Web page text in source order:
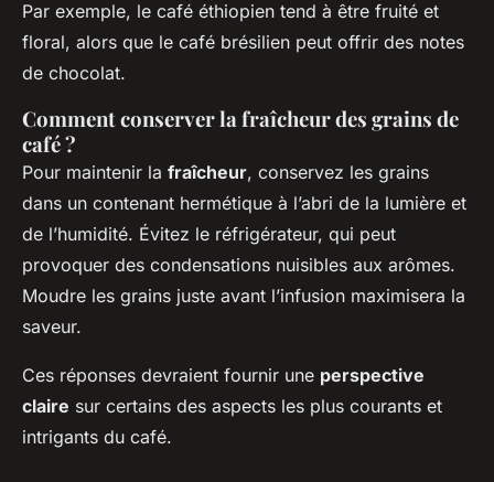
Par exemple, le café éthiopien tend à être fruité et
floral, alors que le café brésilien peut offrir des notes
de chocolat.
Comment conserver la fraîcheur des grains de
café ?
Pour maintenir la fraîcheur, conservez les grains
dans un contenant hermétique à l’abri de la lumière et
de l’humidité. Évitez le réfrigérateur, qui peut
provoquer des condensations nuisibles aux arômes.
Moudre les grains juste avant l’infusion maximisera la
saveur.
Ces réponses devraient fournir une perspective
claire sur certains des aspects les plus courants et
intrigants du café.